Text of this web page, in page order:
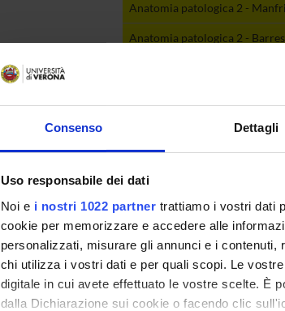
Consenso Dettagli
Uso responsabile dei dati
Noi e i nostri 1022 partner trattiamo i vostri dati
cookie per memorizzare e accedere alle
personalizzati, misurare gli annunci e i
chi utilizza i vostri dati e per quali scopi. Le
digitale in cui avete effettuato le vostre scelte. È
dalla Dichiarazione sui cookie o facendo clic
Anatomia patologica 2 -
Anatomia patologica 2 -
Learning outcomes
Routine diagnostics
Syllabus